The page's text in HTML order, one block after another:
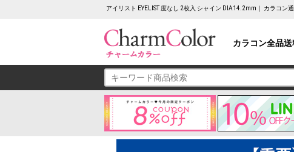
アイリスト EYELIST 度なし 2枚入 シャイン DIA14.2mm｜ カラコン
カラコン全品